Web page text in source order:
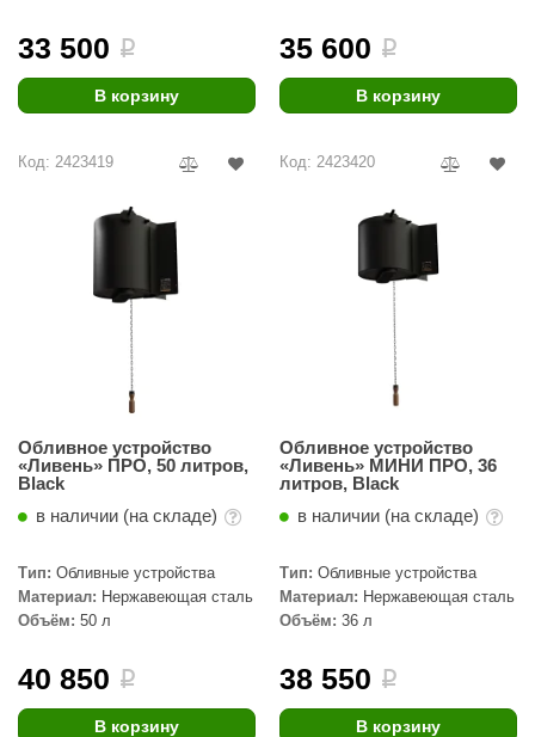
33 500 i
В корзину
35 600 i
В корзину
Код: 2423419
Обливное устройство
«Ливень» ПРО, 50 литров,
Black
в наличии (на складе)
Тип: Обливные устройства
Материал: Нержавеющая сталь
Объём: 50 л
40 850 i
В корзину
Код: 2423420
Обливное устройство
«Ливень» МИНИ ПРО, 36
литров, Black
в наличии (на складе)
Тип: Обливные устройства
Материал: Нержавеющая сталь
Объём: 36 л
38 550 i
В корзину